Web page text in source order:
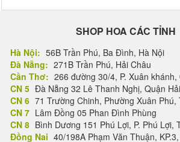
SHOP HOA CÁC TỈNH
Hà Nội: 56B Trần Phú, Ba Đình, Hà Nội
Đà Nẵng: 271B Trần Phú, Hải Châu
Cần Thơ: 266 đường 30/4, P. Xuân khánh,
CN 5 Đà Nẵng 32 Lê Thanh Nghị, Quận
CN 6 71 Trường Chinh, Phường Xuân Phú,
CN 7 Lâm Đồng 05 Phan Đình Phùng
CN 8 Bình Dương 151 Phú Lợi, P. Phú Lợi,
Đồng Nai 40/198A Phạm Văn Thuận,